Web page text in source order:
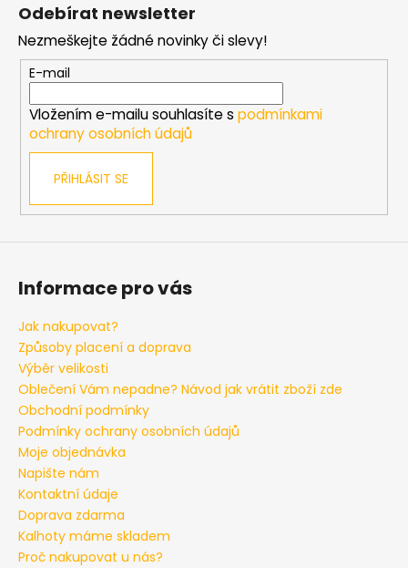
s
u
Odebírat newsletter
Nezmeškejte žádné novinky či slevy!
E-mail
Vložením e-mailu souhlasíte s podmínkami
ochrany osobních údajů
PŘIHLÁSIT SE
Informace pro vás
Jak nakupovat?
Způsoby placení a doprava
Výběr velikosti
Oblečení Vám nepadne? Návod jak vrátit zboží zde
Obchodní podmínky
Podmínky ochrany osobních údajů
Moje objednávka
Napište nám
Kontaktní údaje
Doprava zdarma
Kalhoty máme skladem
Proč nakupovat u nás?